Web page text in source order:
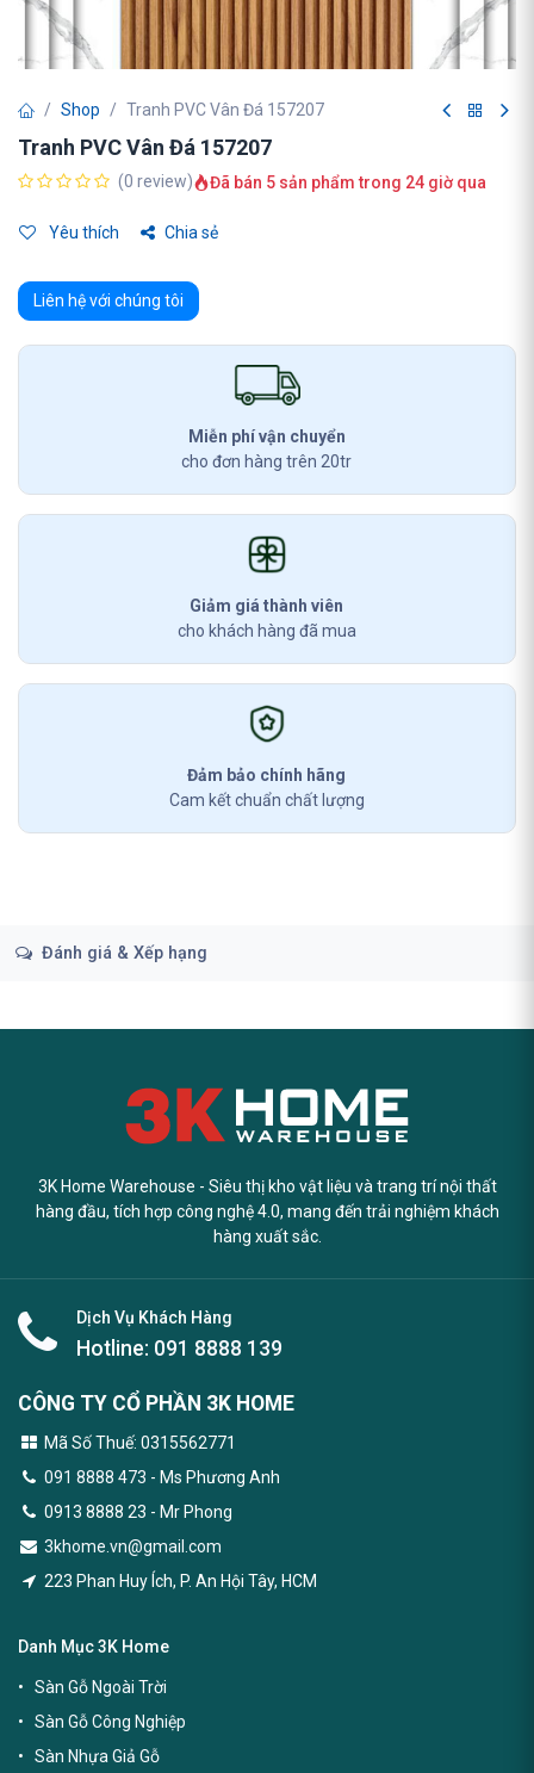
Shop Tranh PVC Vân Đá 157207
Tranh PVC Vân Đá 157207
(0 review) Đã bán 5 sản phẩm trong 24 giờ qua
Yêu thích Chia sẻ
Liên hệ với chúng tôi
Miễn phí vận chuyển
cho đơn hàng trên 20tr
Giảm giá thành viên
cho khách hàng đã mua
Đảm bảo chính hãng
Cam kết chuẩn chất lượng
Đánh giá & Xếp hạng
3K Home Warehouse - Siêu thị kho vật liệu và trang trí nội thất
hàng đầu, tích hợp công nghệ 4.0, mang đến trải nghiệm khách
hàng xuất sắc.
Dịch Vụ Khách Hàng
Hotline: 091 8888 139
CÔNG TY CỔ PHẦN 3K HOME
Mã Số Thuế: 0315562771
091 8888 473 - Ms Phương Anh
0913 8888 23 - Mr Phong
3khome.vn@gmail.com
223 Phan Huy Ích, P. An Hội Tây, HCM
Danh Mục 3K Home
Sàn Gỗ Ngoài Trời
Sàn Gỗ Công Nghiệp
Sàn Nhựa Giả Gỗ